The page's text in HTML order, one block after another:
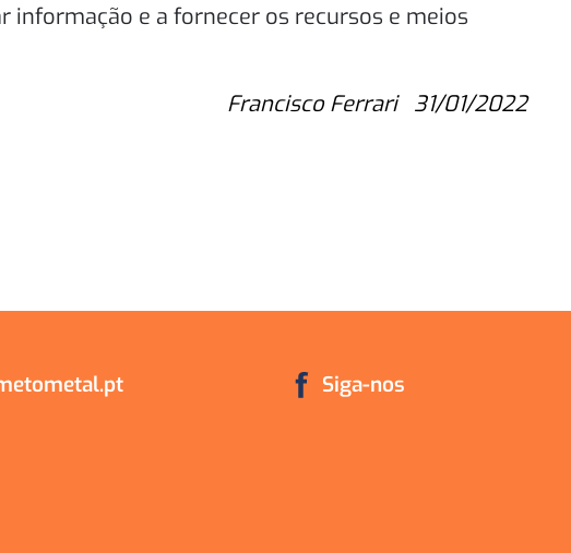
informação e a fornecer os recursos e meios
Francisco Ferrari 31/01/2022
Siga-nos